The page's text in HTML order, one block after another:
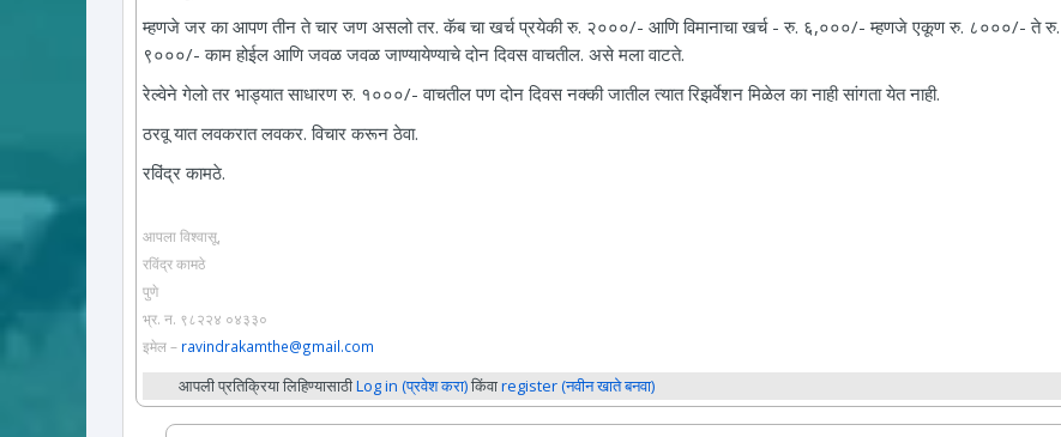
म्हणजे जर का आपण तीन ते चार जण असलो तर. कॅब चा खर्च प्रयेकी रु. २०००/- आणि विमानाचा खर्च - रु. ६,०००/- म्हणजे एकूण रु. ८०००/- ते रु.
९०००/- काम होईल आणि जवळ जवळ जाण्यायेण्याचे दोन दिवस वाचतील. असे मला वाटते.
रेल्वेने गेलो तर भाड्यात साधारण रु. १०००/- वाचतील पण दोन दिवस नक्की जातील त्यात रिझर्वेशन मिळेल का नाही सांगता येत नाही.
ठरवू यात लवकरात लवकर. विचार करून ठेवा.
रविंद्र कामठे.
आपला विश्वासू,
रविंद्र कामठे
पुणे
भ्र. न. ९८२२४ ०४३३०
इमेल – ravindrakamthe@gmail.com
आपली प्रतिक्रिया लिहिण्यासाठीLog in (प्रवेश करा)किंवाregister (नवीन खाते बनवा)